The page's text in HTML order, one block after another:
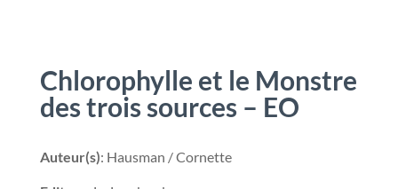
Chlorophylle et le Monstre
des trois sources – EO
Auteur(s): Hausman / Cornette